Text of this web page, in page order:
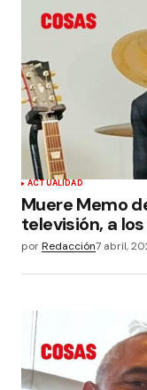
ACTUALIDAD
Muere Memo
televisión, a
porRedacción7 abril,